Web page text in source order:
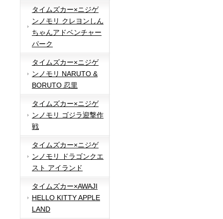
タイムズカー×ニジゲ
ンノモリ クレヨンしん
ちゃんアドベンチャー
パーク
タイムズカー×ニジゲ
ンノモリ NARUTO &
BORUTO 忍里
タイムズカー×ニジゲ
ンノモリ ゴジラ迎撃作
戦
タイムズカー×ニジゲ
ンノモリ ドラゴンクエ
スト アイランド
タイムズカー×AWAJI
HELLO KITTY APPLE
LAND